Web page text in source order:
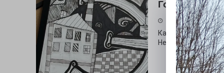
Городские
30.07.2026
Как выглядит
Неожиданный